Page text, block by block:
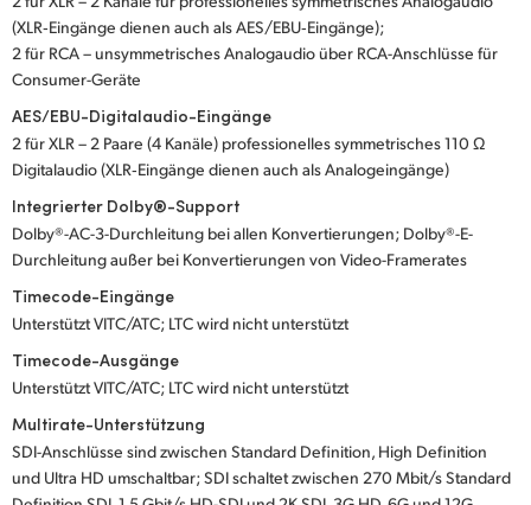
(XLR‑Eingänge dienen auch als AES/EBU‑Eingänge);
2 für RCA – unsymmetrisches Analogaudio über RCA-Anschlüsse für
Consumer-Geräte
AES/EBU-Digitalaudio-Eingänge
2 für XLR – 2 Paare (4 Kanäle) professionelles symmetrisches 110 Ω
Digitalaudio (XLR‑Eingänge dienen auch als Analogeingänge)
Integrierter Dolby®-Support
Dolby®-AC-3-Durchleitung bei allen Konvertierungen; Dolby®-E-
Durchleitung außer bei Konvertierungen von Video-Framerates
Timecode-Eingänge
Unterstützt VITC/ATC; LTC wird nicht unterstützt
Timecode-Ausgänge
Unterstützt VITC/ATC; LTC wird nicht unterstützt
Multirate-Unterstützung
SDI-Anschlüsse sind zwischen Standard Definition, High Definition
und Ultra HD umschaltbar; SDI schaltet zwischen 270 Mbit/s Standard